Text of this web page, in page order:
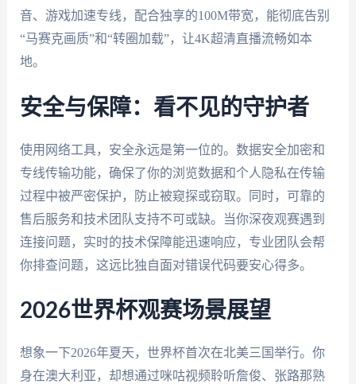
音、游戏加速专线，配合独享的100M带宽，能彻底告别
“马赛克画质”和“转圈加载”，让4K超清直播流畅如本
地。
安全与保障：看不见的守护者
使用网络工具，安全永远是第一位的。数据安全加密和
专线传输功能，确保了你的浏览数据和个人隐私在传输
过程中被严密保护，防止被窥探或窃取。同时，可靠的
售后服务和技术团队支持不可或缺。当你深夜观赛遇到
连接问题，实时的技术保障能迅速响应，专业团队会帮
你排查问题，这远比独自面对错误代码要安心得多。
2026世界杯观赛场景展望
想象一下2026年夏天，世界杯首次在北美三国举行。你
身在澳大利亚，却想通过咪咕视频聆听詹俊、张路那熟